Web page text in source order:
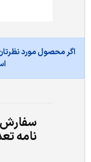
اگر محصول مورد
نامه